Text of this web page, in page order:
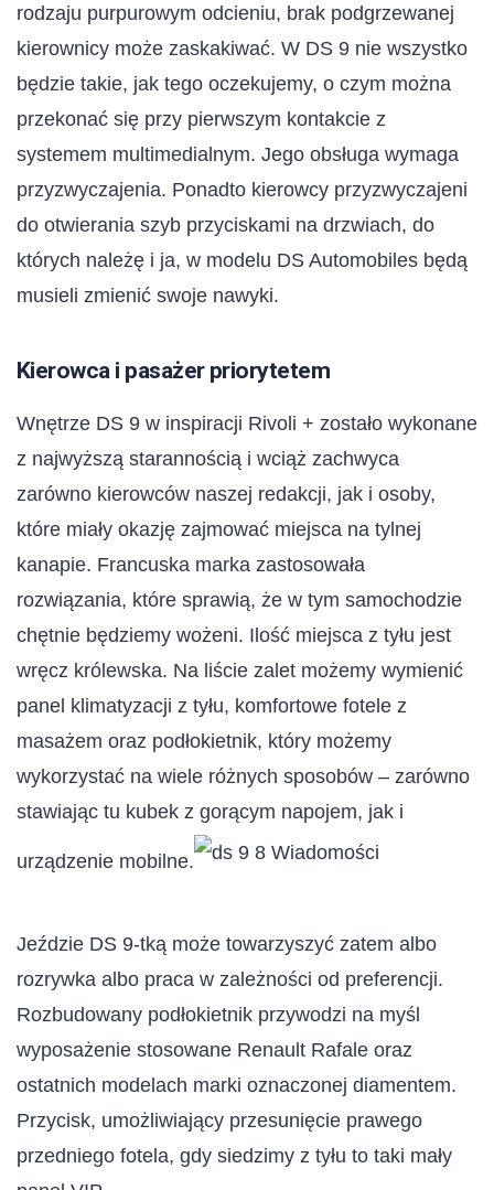
rodzaju purpurowym odcieniu, brak podgrzewanej
kierownicy może zaskakiwać. W DS 9 nie wszystko
będzie takie, jak tego oczekujemy, o czym można
przekonać się przy pierwszym kontakcie z
systemem multimedialnym. Jego obsługa wymaga
przyzwyczajenia. Ponadto kierowcy przyzwyczajeni
do otwierania szyb przyciskami na drzwiach, do
których należę i ja, w modelu DS Automobiles będą
musieli zmienić swoje nawyki.
Kierowca i pasażer priorytetem
Wnętrze DS 9 w inspiracji Rivoli + zostało wykonane
z najwyższą starannością i wciąż zachwyca
zarówno kierowców naszej redakcji, jak i osoby,
które miały okazję zajmować miejsca na tylnej
kanapie. Francuska marka zastosowała
rozwiązania, które sprawią, że w tym samochodzie
chętnie będziemy wożeni. Ilość miejsca z tyłu jest
wręcz królewska. Na liście zalet możemy wymienić
panel klimatyzacji z tyłu, komfortowe fotele z
masażem oraz podłokietnik, który możemy
wykorzystać na wiele różnych sposobów – zarówno
stawiając tu kubek z gorącym napojem, jak i
urządzenie mobilne.
Jeździe DS 9-tką może towarzyszyć zatem albo
rozrywka albo praca w zależności od preferencji.
Rozbudowany podłokietnik przywodzi na myśl
wyposażenie stosowane Renault Rafale oraz
ostatnich modelach marki oznaczonej diamentem.
Przycisk, umożliwiający przesunięcie prawego
przedniego fotela, gdy siedzimy z tyłu to taki mały